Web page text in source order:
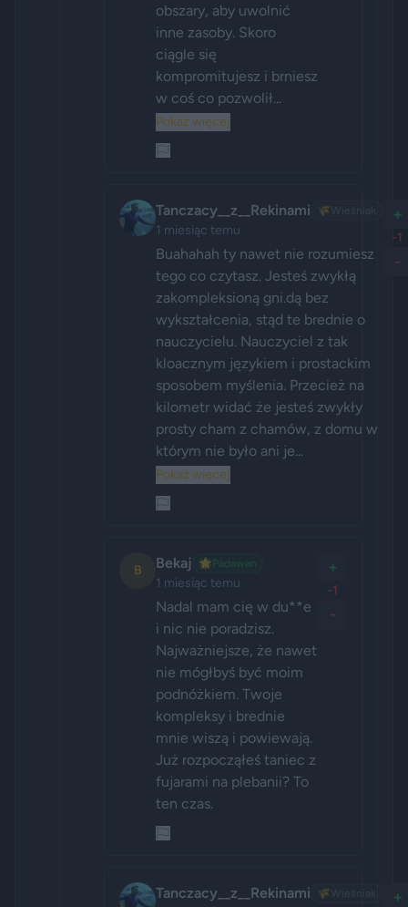
obszary, aby uwolnić
inne zasoby. Skoro
ciągle się
kompromitujesz i brniesz
w coś co pozwolił...
Pokaż więcej
Tanczacy__z__Rekinami 🌾
1 miesiąc temu
Buahahah ty nawet nie rozumiesz
tego co czytasz. Jesteś zwykłą
zakompleksioną gni.dą bez
wykształcenia, stąd te brednie o
nauczycielu. Nauczyciel z tak
kloacznym językiem i prostackim
sposobem myślenia. Przecież na
kilometr widać że jesteś zwykły
prosty cham z chamów, z domu w
którym nie było ani je...
Pokaż więcej
+
-1
-
B Bekaj 🌟Padawan
1 miesiąc temu
Nadal mam cię w du**e
i nic nie poradzisz.
Najważniejsze, że nawet
nie mógłbyś być moim
podnóżkiem. Twoje
kompleksy i brednie
mnie wiszą i powiewają.
Już rozpocząłeś taniec z
fujarami na plebanii? To
ten czas.
+
-1
-
Tanczacy__z__Rekinami 🌾 +